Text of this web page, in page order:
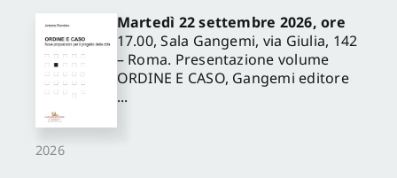
2026
Martedì 22 settembre 2026, ore
17.00, Sala Gangemi, via Giulia, 142
– Roma. Presentazione volume
ORDINE E CASO, Gangemi editore
...